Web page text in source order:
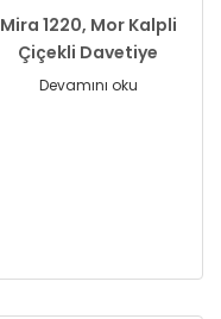
Mira 1220, Mor Kalpli
Çiçekli Davetiye
Devamını oku